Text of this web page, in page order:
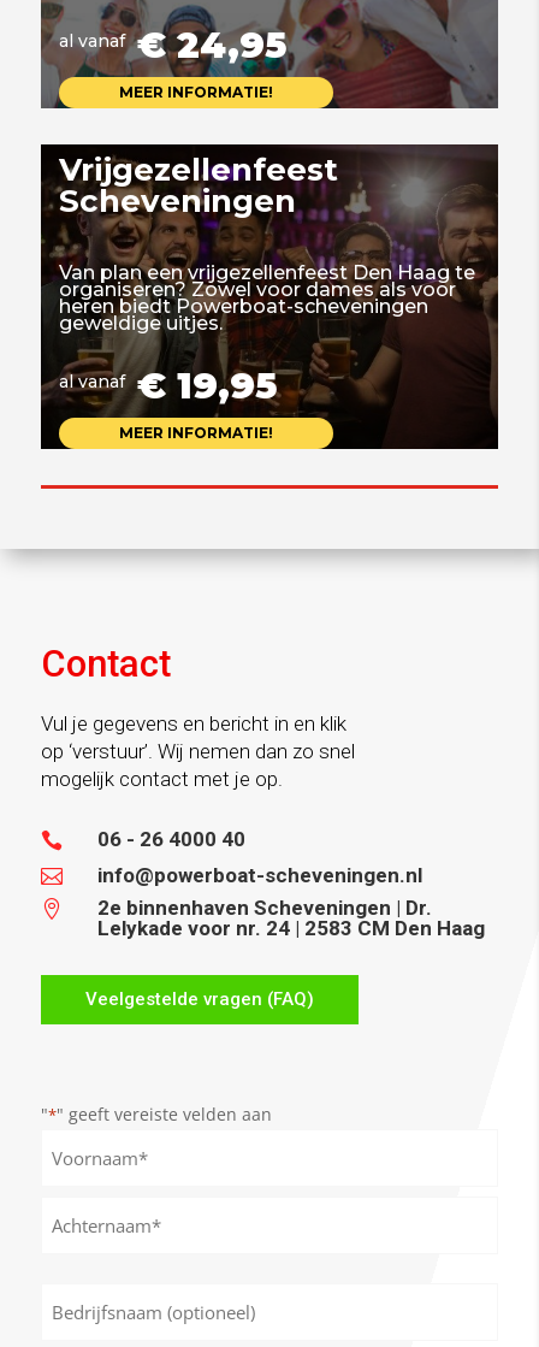
al vanaf € 24,95
MEER INFORMATIE!
Vrijgezellenfeest
Scheveningen
Van plan een vrijgezellenfeest Den Haag te
organiseren? Zowel voor dames als voor
heren biedt Powerboat-scheveningen
geweldige uitjes.
al vanaf € 19,95
MEER INFORMATIE!
Contact
Vul je gegevens en bericht in en klik
op ‘verstuur’. Wij nemen dan zo snel
mogelijk contact met je op.
 06 - 26 4000 40
 info@powerboat-scheveningen.nl

2e binnenhaven Scheveningen | Dr.
Lelykade voor nr. 24 | 2583 CM Den Haag
Veelgestelde vragen (FAQ)
"*" geeft vereiste velden aan
(optioneel)